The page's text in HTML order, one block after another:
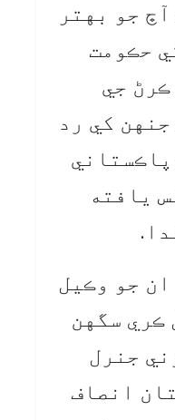
جو بهتر
حڪومت
جي
کي رد
يافته
جو وڪيل
ڪري سگهن
جنرل
انصاف